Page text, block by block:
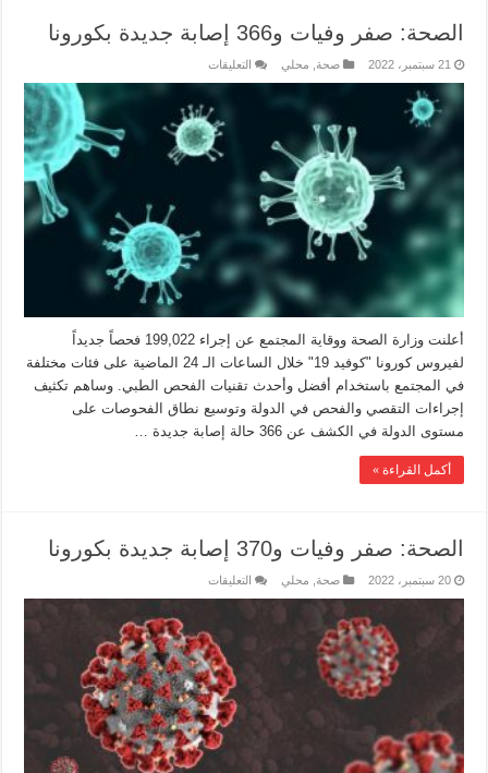
الصحة: صفر وفيات و366 إصابة جديدة بكورونا
21 سبتمبر، 2022 صحة, محلي التعليقات
أعلنت وزارة الصحة ووقاية المجتمع عن إجراء 199,022 فحصاً جديداً
لفيروس كورونا "كوفيد 19" خلال الساعات الـ 24 الماضية على فئات مختلفة
في المجتمع باستخدام أفضل وأحدث تقنيات الفحص الطبي. ‏‎وساهم تكثيف
إجراءات التقصي والفحص في الدولة وتوسيع نطاق الفحوصات على
مستوى الدولة في الكشف عن 366 حالة إصابة جديدة …
أكمل القراءة »
الصحة: صفر وفيات و370 إصابة جديدة بكورونا
20 سبتمبر، 2022 صحة محلي التعليقات